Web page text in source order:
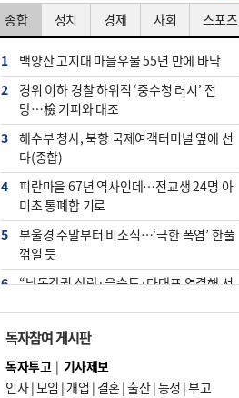
종합 정치 경제 사회 스포츠
1
백양산 고지대 마을우물 55년 만에 바닥
2
경위 이하 경찰 하위직 ‘중수청 러시’ 전
망…檢 기피와 대조
3
해수부 청사, 북항 국제여객터미널 옆에 선
다(종합)
4
피란마을 67년 역사인데…전교생 24명 아
미초 통폐합 기로
5
부울경 주말부터 비소식…‘극한 폭염’ 한풀
꺾일 듯
6
“낙동강권 삼락·을숙도·다대포 연결해 서
7
오늘의 날씨- 2026년 8월 7일
8
외국인 선원 ‘인신매매 경유지’ 된 부산…
우려가 현실로
독자참여 게시판
독자투고| 기사제보
인사|모임 | 개업 | 결혼|출산|동정 |부고